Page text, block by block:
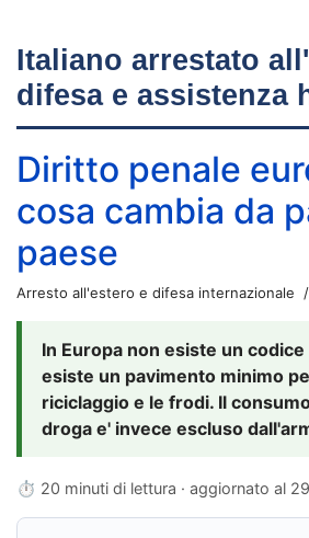
Italiano arrestato
difesa e assistenza
Diritto penale
cosa cambia da
paese
Arresto all'estero e difesa internazionale
In Europa non esiste un
esiste un pavimento minimo
riciclaggio e le frodi. Il
droga e' invece escluso
⏱ 20 minuti di lettura · aggiornato al